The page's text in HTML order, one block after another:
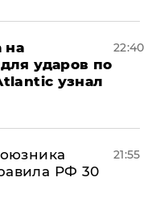
на
ударов по
узнал
22:40
РФ 30
21:55